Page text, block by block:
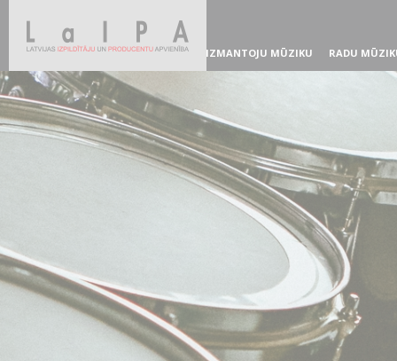
IZMANTOJU MŪZIKU RADU